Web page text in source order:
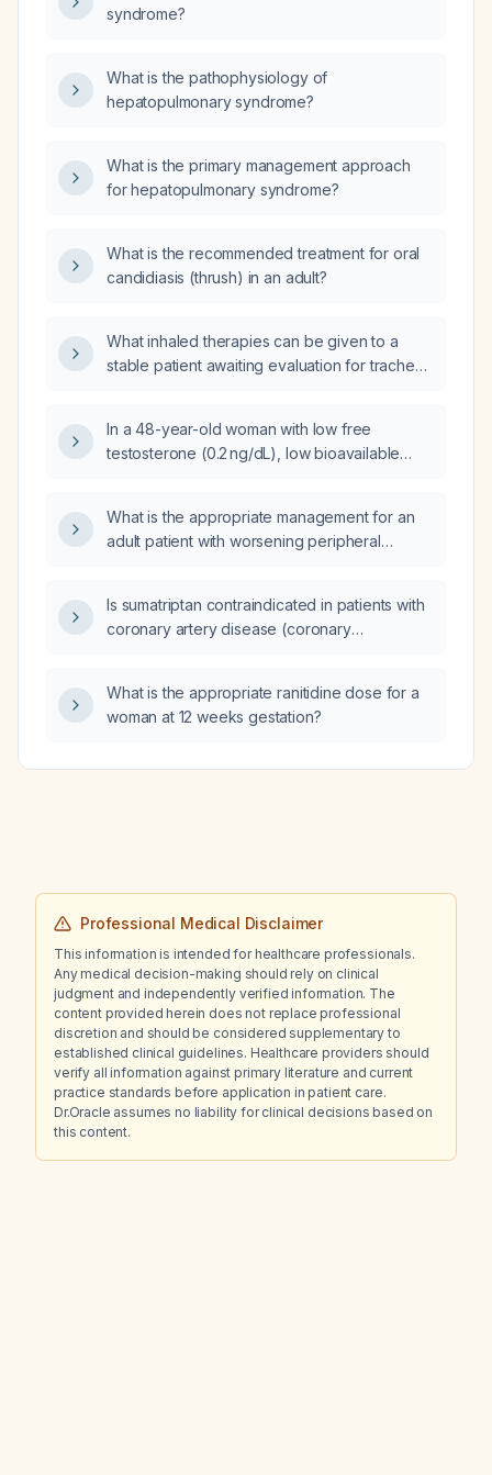
syndrome?
What is the pathophysiology of
hepatopulmonary syndrome?
What is the primary management approach
for hepatopulmonary syndrome?
What is the recommended treatment for oral
candidiasis (thrush) in an adult?
What inhaled therapies can be given to a
stable patient awaiting evaluation for tracheal
In a 48-year-old woman with low free
testosterone (0.2 ng/dL), low bioavailable
231 nmol/L), and total testosterone 5 ng/dL,
what is the likely condition and what treatment
What is the appropriate management for an
adult patient with worsening peripheral
prior treated Lyme disease, positive mold
antibodies, hypothyroidism with rising free
Is sumatriptan contraindicated in patients with
coronary artery disease (coronary
What is the appropriate ranitidine dose for a
woman at 12 weeks gestation?
Professional Medical Disclaimer
This information is intended for healthcare professionals.
Any medical decision-making should rely on clinical
judgment and independently verified information. The
content provided herein does not replace professional
discretion and should be considered supplementary to
established clinical guidelines. Healthcare providers should
verify all information against primary literature and current
practice standards before application in patient care.
Dr.Oracle assumes no liability for clinical decisions based on
this content.